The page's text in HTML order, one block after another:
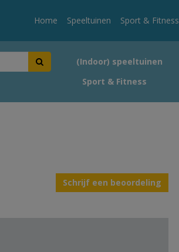
Home Speeltuinen Sport & Fitness
(Indoor) speeltuinen
Sport & Fitness
Schrijf een beoordeling